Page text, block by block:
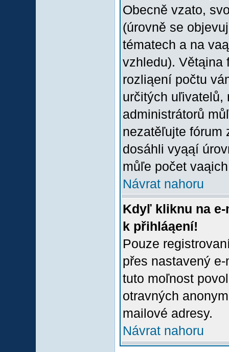
Obecně vzato,
(úrovně se
tématech a na
vzhledu). Větąina
rozliąení počtu
určitých uľivatelů,
administrátorů
nezatěľujte fórum
dosáhli vyąąí
můľe počet
Návrat nahoru
Kdyľ kliknu na
k přihláąení!
Pouze
přes nastavený
tuto moľnost
otravných
mailové adresy.
Návrat nahoru